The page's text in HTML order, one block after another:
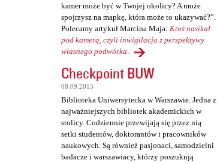
kamer może być w Twojej okolicy? A może
spojrzysz na mapkę, która może to ukazywać?”.
Polecamy artykuł Marcina Maja: Ktoś nasikał
pod kamerą, czyli inwigilacja z perspektywy
własnego podwórka.
Checkpoint BUW
08.09.2015
Biblioteka Uniwersytecka w Warszawie. Jedna z
najważniejszych bibliotek akademickich w
stolicy. Codziennie przewijają się przez nią
setki studentów, doktorantów i pracowników
naukowych. Są również pasjonaci, samodzielni
badacze i warszawiacy, którzy poszukują